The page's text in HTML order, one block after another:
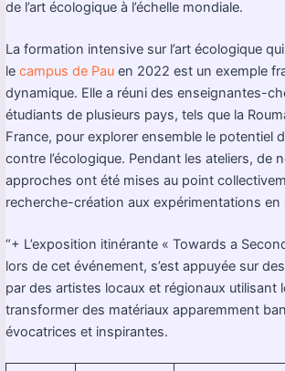
de l’art écologique à l’échelle mondiale.
La formation intensive sur l’art écologique
le campus de Pau en 2022 est un exemple
dynamique. Elle a réuni des enseignantes-
étudiants de plusieurs pays, tels que la
France, pour explorer ensemble le potentiel
contre l’écologique. Pendant les ateliers, de
approches ont été mises au point
recherche-création aux expérimentations en
“+ L’exposition itinérante « Towards a
lors de cet événement, s’est appuyée sur
par des artistes locaux et régionaux utilisant
transformer des matériaux apparemment
évocatrices et inspirantes.